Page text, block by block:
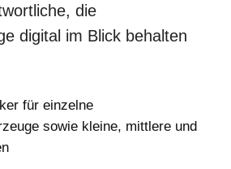
die
digital im Blick behalten
für einzelne
sowie kleine, mittlere und